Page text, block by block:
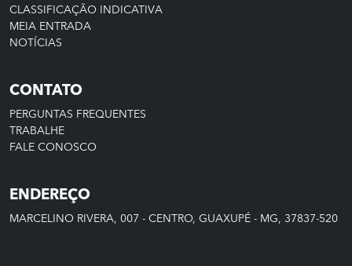
CLASSIFICAÇÃO INDICATIVA
MEIA ENTRADA
NOTÍCIAS
CONTATO
PERGUNTAS FREQUENTES
TRABALHE
FALE CONOSCO
ENDEREÇO
MARCELINO RIVERA, 007 - CENTRO, GUAXUPÉ - MG, 37837-520